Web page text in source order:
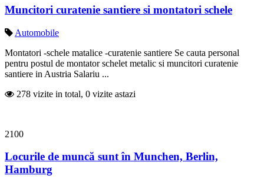
Muncitori curatenie santiere si montatori schele
Automobile
Montatori -schele matalice -curatenie santiere Se cauta personal
pentru postul de montator schelet metalic si muncitori curatenie
santiere in Austria Salariu ...
278 vizite in total, 0 vizite astazi
2100
Locurile de muncă sunt în Munchen, Berlin,
Hamburg